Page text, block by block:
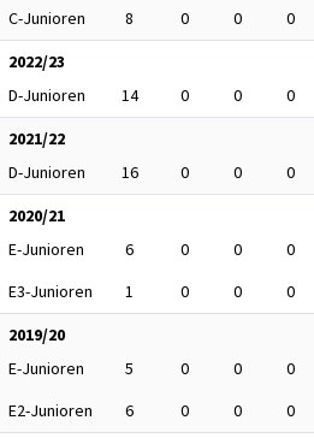
C-Junioren
8 0 0 0
2022/23
D-Junioren
14 0 0 0
2021/22
D-Junioren
16 0 0 0
2020/21
E-Junioren
6 0 0 0
E3-Junioren
1 0 0 0
2019/20
E-Junioren
5 0 0 0
E2-Junioren
6 0 0 0